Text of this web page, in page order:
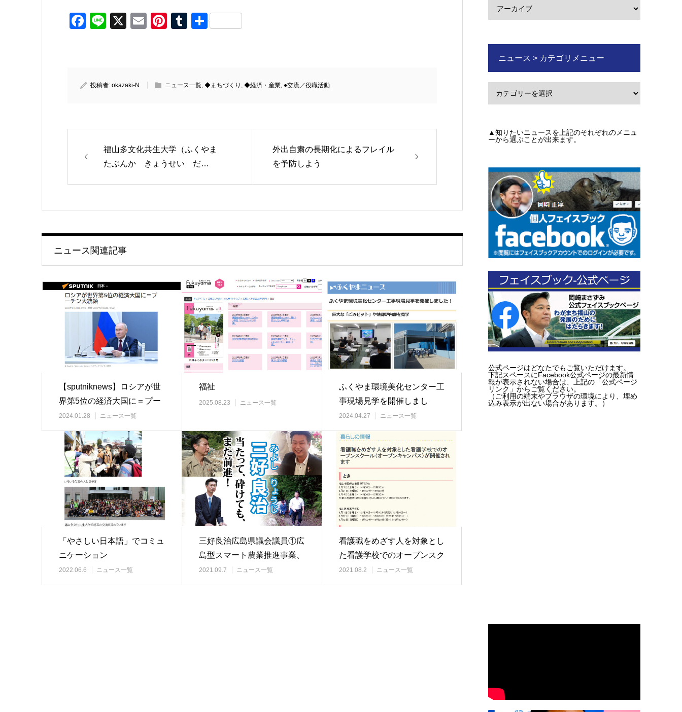
Facebook
Line
X EmailPinterest
Tumblr
共
投稿者: okazaki-N ニュース一覧, ◆まちづくり , ◆経済・産業, ●交流／役職活動
福山多文化共生大学（ふくやま
たぶんか きょうせい だ…
外出自粛の長期化によるフレイル
を予防しよう
ニュース関連記事
【sputniknews】ロシアが世
界第5位の経済大国に＝プー
チン大…
2024.01.28 ニュース一覧
福祉
2025.08.23 ニュース一覧
ふくやま環境美化センター工
事現場見学を開催しまし
た！/2024年3月…
2024.04.27 ニュース一覧
「やさしい日本語」でコミュ
ニケーション
2022.06.6 ニュース一覧
三好良治広島県議会議員①広
島型スマート農業推進事業、
②改正瀬戸内法に…
2021.09.7 ニュース一覧
看護職をめざす人を対象とし
た看護学校でのオープンスク
ール（オープンキ…
2021.08.2 ニュース一覧
ニュース > カテゴリメニュー
▲知りたいニュースを上記のそれぞれのメニュ
ーから選ぶことが出来ます。
公式ページはどなたでもご覧いただけます。
下記スペースにFacebook公式ページの最新情
報が表示されない場合は、上記の「公式ページ
リンク」からご覧ください。
（ご利用の端末やブラウザの環境により、埋め
込み表示が出ない場合があります。）